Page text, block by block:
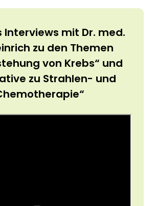
Interviews mit Dr. med.
zu den Themen
von Krebs“ und
zu Strahlen- und